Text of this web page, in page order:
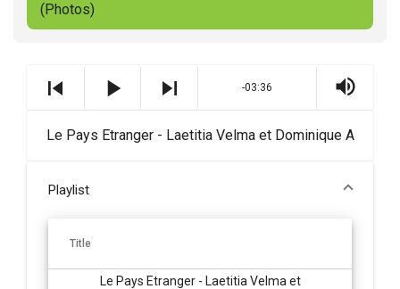
(Photos)
-03:36
Le Pays Etranger - Laetitia Velma et Dominique A
Playlist
Title
Le Pays Etranger - Laetitia Velma et